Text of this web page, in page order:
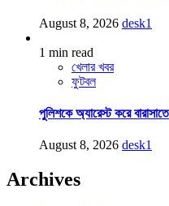
August 8, 2026 desk1
1 min read
খেলার খবর
ফুটবল
পুলিশকে অ্যারেস্ট করে
August 8, 2026 desk1
Archives